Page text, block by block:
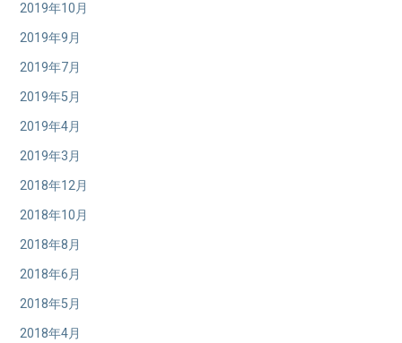
2019年10月
2019年9月
2019年7月
2019年5月
2019年4月
2019年3月
2018年12月
2018年10月
2018年8月
2018年6月
2018年5月
2018年4月